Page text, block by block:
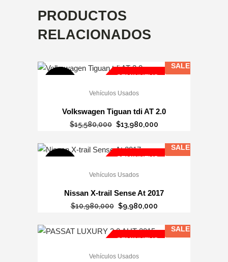
PRODUCTOS
RELACIONADOS
SEMINUEVO
SALE
Vehículos Usados
Volkswagen Tiguan tdi AT 2.0
$15,580,000 El
original
$15,580,000.
$13,980,000
actual
SEMINUEVO
SALE
Vehículos Usados
Nissan X-trail Sense At 2017
$10,980,000 El
original
$10,980,000.
$9,980,000El
actual
SEMINUEVO
SALE
Vehículos Usados